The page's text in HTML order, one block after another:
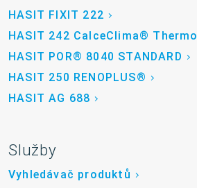
HASIT FIXIT 222
HASIT 242 CalceClima® Thermo
HASIT POR® 8040 STANDARD
HASIT 250 RENOPLUS®
HASIT AG 688
Služby
Vyhledávač produktů